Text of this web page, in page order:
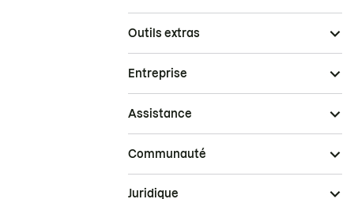
Outils extras
Entreprise
Assistance
Communauté
Juridique